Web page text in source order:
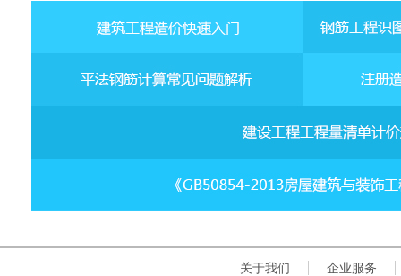
关于我们 企业服务